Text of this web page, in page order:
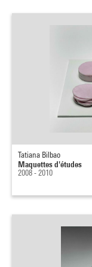
Tatiana Bilbao
Maquettes d'études
2008 - 2010